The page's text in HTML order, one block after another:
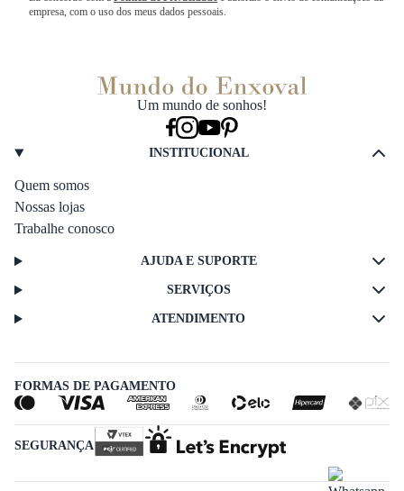
empresa, com o uso dos meus dados pessoais.
Um mundo de sonhos!
INSTITUCIONAL
Quem somos
Nossas lojas
Trabalhe conosco
AJUDA E SUPORTE
SERVIÇOS
ATENDIMENTO
FORMAS DE PAGAMENTO
SEGURANÇA